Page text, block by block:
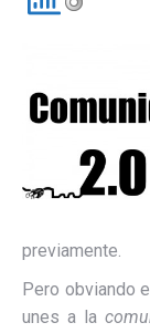
previamente.
Pero obviando
unes a la